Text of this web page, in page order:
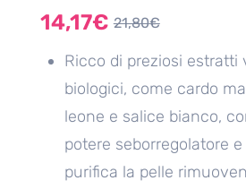
21,80€
14,17€
Ricco di preziosi estratti
biologici, come cardo
leone e salice bianco,
potere seborregolatore
purifica la pelle